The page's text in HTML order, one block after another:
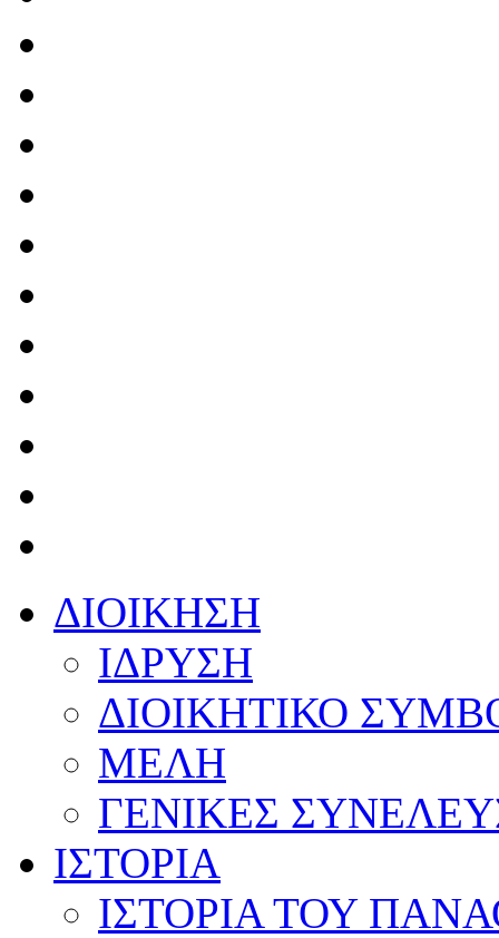
ΔΙΟΙΚΗΣΗ
ΙΔΡΥΣΗ
ΔΙΟΙΚΗΤΙΚΟ
ΜΕΛΗ
ΓΕΝΙΚΕΣ
ΙΣΤΟΡΙΑ
ΙΣΤΟΡΙΑ ΤΟΥ